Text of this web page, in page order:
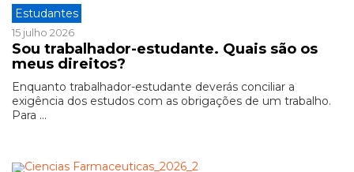
Estudantes
15 julho 2026
Sou trabalhador-estudante. Quais são os
meus direitos?
Enquanto trabalhador-estudante deverás conciliar a
exigência dos estudos com as obrigações de um trabalho.
Para ...